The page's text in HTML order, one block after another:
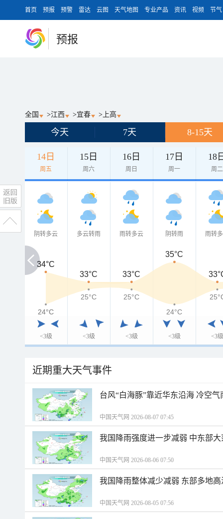
首页 预报 预警 雷达 云图 天气地图 专业产品 资讯 视频 节气
预报
全国 >江西 >宜春 > 上高
今天 7天 8-15天
14日
周五
15日
周六
16日
周日
17日
周一
18
周二
阴转多云
<3级
多云转雨
<3级
雨转多云
<3级
阴转雨
<3级
雨转
<3级
34°C
34°C
33°C
33°C
35°C
24°C
24°C
25°C
25°C
24°C
近期重大天气事件
台风“白海豚”靠近华东沿海 冷空
中国天气网 2026-08-07 07:45
我国降雨强度进一步减弱 中东部
中国天气网 2026-08-06 07:50
我国降雨整体减少减弱 东部多地
中国天气网 2026-08-05 07:56